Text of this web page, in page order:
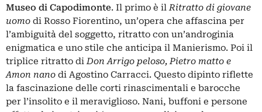
Museo di Capodimonte. Il primo è ilRitratto di giovane
uomo di Rosso Fiorentino, un’opera che affascina per
l’ambiguità del soggetto, ritratto con un’androginia
enigmatica e uno stile che anticipa il Manierismo. Poi il
triplice ritratto diDon Arrigo peloso, Pietro matto e
Amon nano di Agostino Carracci. Questo dipinto riflette
la fascinazione delle corti rinascimentali e barocche
per l’insolito e il meraviglioso. Nani, buffoni e persone